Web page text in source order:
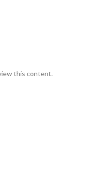
this content.